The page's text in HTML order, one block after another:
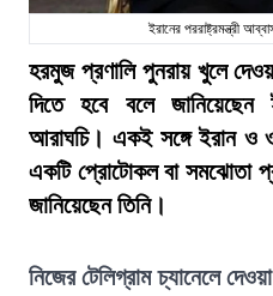
ইরানের পররাষ্ট্রমন্ত্রী
হরমুজ প্রণালি পুনরায় খুলে
দিতে হবে বলে জানিয়েছেন
আরাঘচি। একই সঙ্গে ইরান ও
একটি প্রোটোকল বা সমঝোতা
জানিয়েছেন তিনি।
নিজের টেলিগ্রাম চ্যানেলে